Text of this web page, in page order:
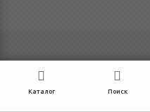
Каталог Поиск